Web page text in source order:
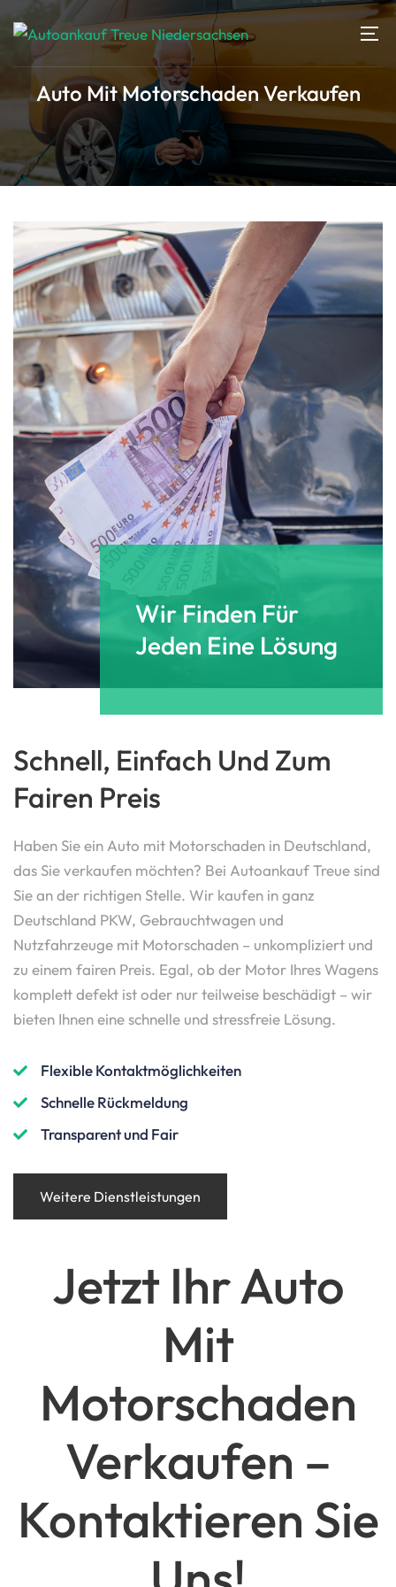
Auto Mit Motorschaden Verkaufen
Wir Finden Für
Jeden Eine Lösung
Schnell, Einfach Und Zum
Fairen Preis
Haben Sie ein Auto mit Motorschaden in Deutschland,
das Sie verkaufen möchten? Bei Autoankauf Treue sind
Sie an der richtigen Stelle. Wir kaufen in ganz
Deutschland PKW, Gebrauchtwagen und
Nutzfahrzeuge mit Motorschaden – unkompliziert und
zu einem fairen Preis. Egal, ob der Motor Ihres Wagens
komplett defekt ist oder nur teilweise beschädigt – wir
bieten Ihnen eine schnelle und stressfreie Lösung.
Flexible Kontaktmöglichkeiten
Schnelle Rückmeldung
Transparent und Fair
Weitere Dienstleistungen
Jetzt Ihr Auto
Mit
Motorschaden
Verkaufen –
Kontaktieren Sie